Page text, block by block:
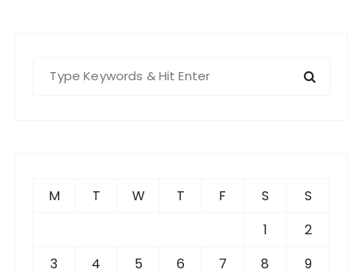
M T W T F S
S
1
2
3
4 5 6 7 8
9